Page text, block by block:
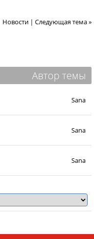
Новости | Следующая тема »
Автор темы
Sana
Sana
Sana